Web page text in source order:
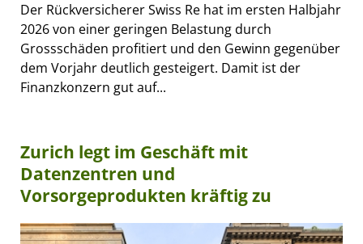
Der Rückversicherer Swiss Re hat im ersten Halbjahr
2026 von einer geringen Belastung durch
Grossschäden profitiert und den Gewinn gegenüber
dem Vorjahr deutlich gesteigert. Damit ist der
Finanzkonzern gut auf...
Zurich legt im Geschäft mit
Datenzentren und
Vorsorgeprodukten kräftig zu